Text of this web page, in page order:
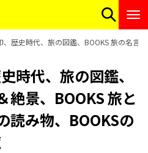
歴史時代、旅の図鑑、BOOKS 旅の名言
時代、旅の図鑑、
絶景、BOOKS 旅と
読み物、BOOKSの